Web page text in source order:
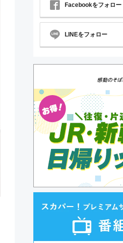
Facebookをフォロー
LINEをフォロー